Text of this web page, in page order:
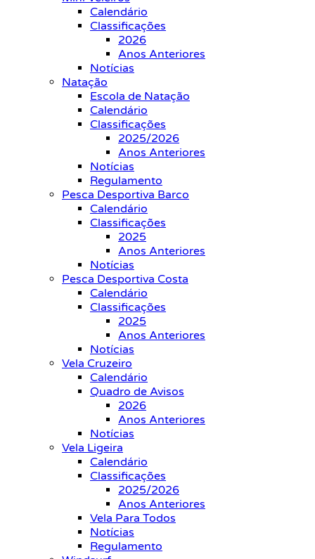
Calendário
Classificações
2026
Anos Anteriores
Notícias
Natação
Escola de Natação
Calendário
Classificações
2025/2026
Anos Anteriores
Notícias
Regulamento
Pesca Desportiva Barco
Calendário
Classificações
2025
Anos Anteriores
Notícias
Pesca Desportiva Costa
Calendário
Classificações
2025
Anos Anteriores
Notícias
Vela Cruzeiro
Calendário
Quadro de Avisos
2026
Anos Anteriores
Notícias
Vela Ligeira
Calendário
Classificações
2025/2026
Anos Anteriores
Vela Para Todos
Notícias
Regulamento